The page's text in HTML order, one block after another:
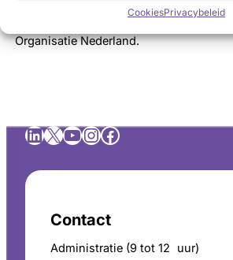
CookiesPrivacybeleid
Colitis NL, Diabetesvereniging
Organisatie Nederland.
LinkedIn
X YouTube
Instagram
Facebook
Contact
Administratie (9 tot 12 uur)